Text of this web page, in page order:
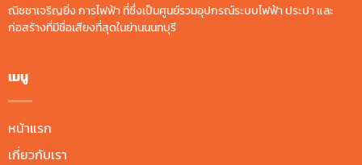
ณิชชาเจริญยิ่ง การไฟฟ้า ที่ซึ่งเป็นศูนย์รวมอุปกรณ์ระบบไฟฟ้า ประปา และ
ก่อสร้างที่มีชื่อเสียงที่สุดในย่านนนทบุรี
เมนู
หน้าแรก
เกี่ยวกับเรา